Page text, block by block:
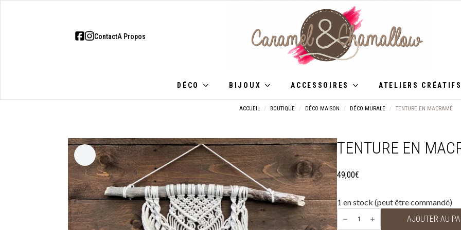
ContactA Propos
DÉCO BIJOUX ACCESSOIRES ATELIERS CRÉATIFS
ACCESSOIRES ATELIERS CRÉATIFS
ACCUEIL BOUTIQUE DÉCO MAISON DÉCO MURALE TENTURE EN MACRAMÉ
TENTURE EN
49,00€
1 en stock (peut être commandé)
quantité
de
AJOUTER AU